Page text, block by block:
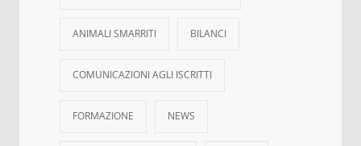
ANIMALI SMARRITI BILANCI
COMUNICAZIONI AGLI ISCRITTI
FORMAZIONE NEWS